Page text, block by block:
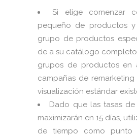
Si elige comenzar
pequeño de productos
grupo de productos
de a su catálogo
grupos de productos en
campañas de
visualización estándar
Dado que las tasas
maximizarán en 15 días,
de tiempo como punto